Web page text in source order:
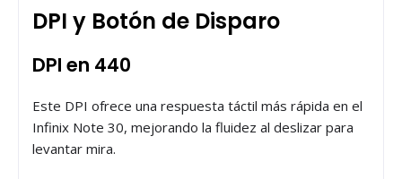
DPI y Botón de Disparo
DPI en 440
Este DPI ofrece una respuesta táctil más rápida en el
Infinix Note 30, mejorando la fluidez al deslizar para
levantar mira.